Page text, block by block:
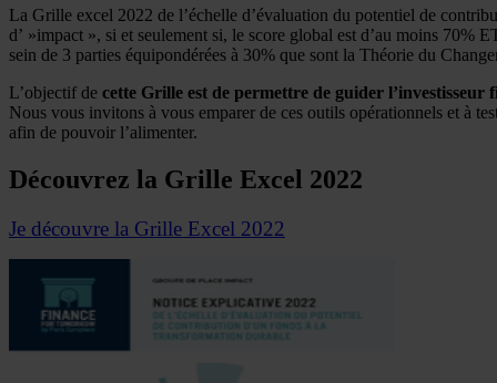
La Grille excel 2022 de l’échelle d’évaluation du potentiel de
d’ »impact », si et seulement si, le score global est d’au moins 70%
sein de 3 parties équipondérées à 30% que sont la Théorie du
L’objectif de cette Grille est de permettre de guider l’investisseur
Nous vous invitons à vous emparer de ces outils opérationnels et à
afin de pouvoir l’alimenter.
Découvrez la Grille Excel 2022
Je découvre la Grille Excel 2022